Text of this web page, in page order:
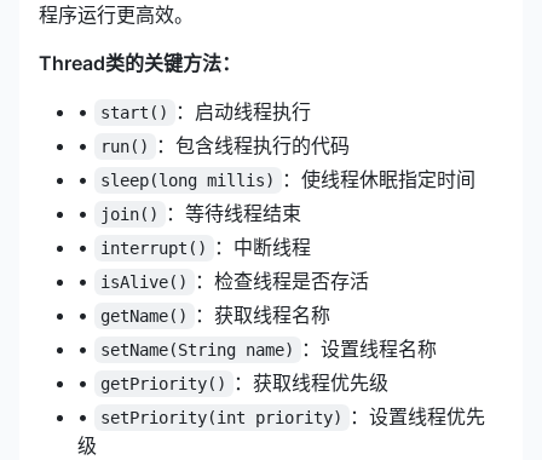
程序运行更高效。
Thread类的关键方法：
•
start()
：启动线程执行
•
run()
：包含线程执行的代码
•
sleep(long millis)
：使线程休眠指定时间
•
join()
：等待线程结束
•
interrupt()
：中断线程
•
isAlive()
：检查线程是否存活
•
getName()
：获取线程名称
•
setName(String name)
：设置线程名称
•
getPriority()
：获取线程优先级
•
setPriority(int priority)
：设置线程优先
级